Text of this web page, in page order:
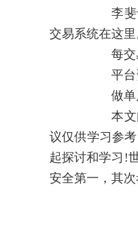
李斐于金融
交易系统在这
每交易日实
平台资金安
做单风格：
本文由李斐
议仅供学习参
起探讨和学习!
安全第一，其